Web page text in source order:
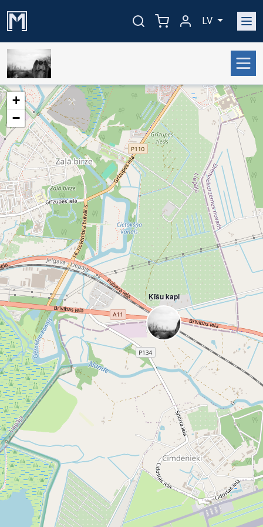
LV
Ķīšu kapi
+
−